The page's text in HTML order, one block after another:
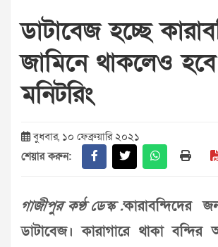
ডাটাবেজ হচ্ছে
জামিনে থাকলেও
মনিটরিং
বুধবার, ১০ ফেব্রুয়ারি ২০২১
শেয়ার করুন:
গাজীপুর কণ্ঠ ডেস্ক :কারাবন্দিদের
ডাটাবেজ। কারাগারে থাকা বন্দির